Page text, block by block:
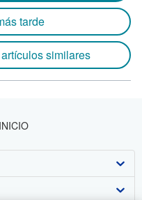
tarde
similares